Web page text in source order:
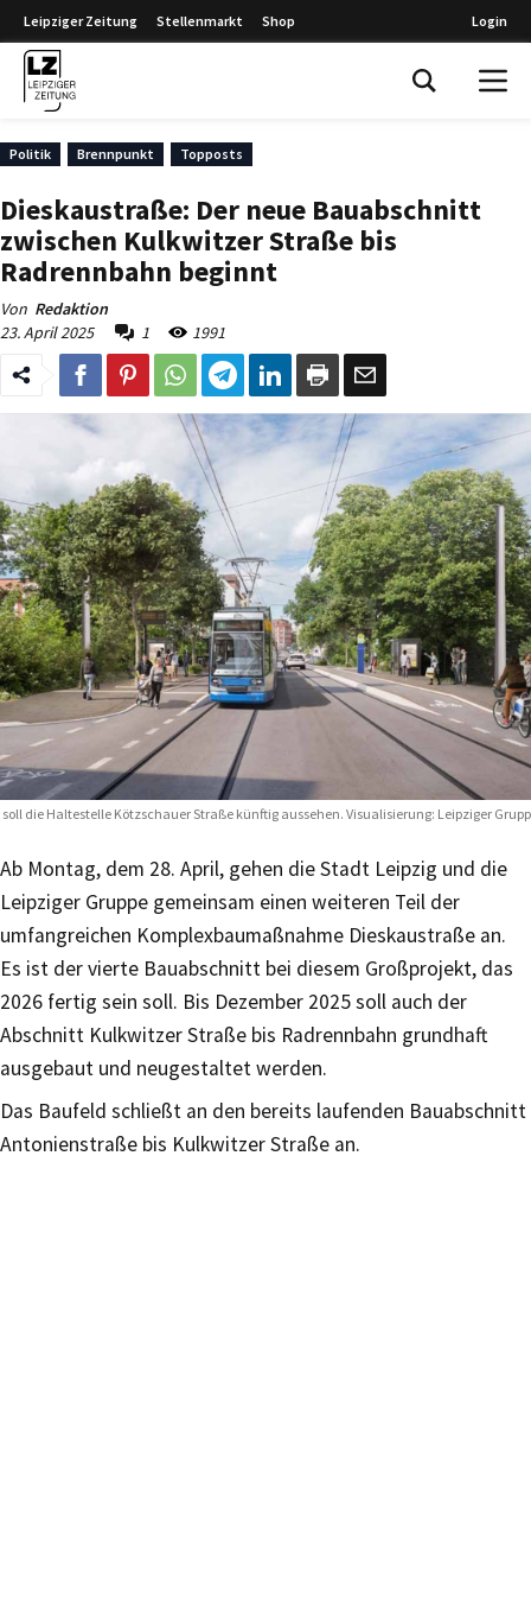
Leipziger Zeitung Stellenmarkt Shop Login
Politik Brennpunkt Topposts
Dieskaustraße: Der neue Bauabschnitt
zwischen Kulkwitzer Straße bis
Radrennbahn beginnt
Von Redaktion
23. April 2025
1 1991
soll die Haltestelle Kötzschauer Straße künftig aussehen. Visualisierung: Leipziger
Ab Montag, dem 28. April, gehen die Stadt Leipzig und die
Leipziger Gruppe gemeinsam einen weiteren Teil der
umfangreichen Komplexbaumaßnahme Dieskaustraße an.
Es ist der vierte Bauabschnitt bei diesem Großprojekt, das
2026 fertig sein soll. Bis Dezember 2025 soll auch der
Abschnitt Kulkwitzer Straße bis Radrennbahn grundhaft
ausgebaut und neugestaltet werden.
Das Baufeld schließt an den bereits laufenden Bauabschnitt
Antonienstraße bis Kulkwitzer Straße an.